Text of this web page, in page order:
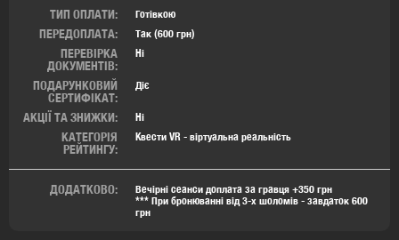
ТИП ОПЛАТИ: Готівкою
ПЕРЕДОПЛАТА: Так (600 грн)
ПЕРЕВІРКА
ДОКУМЕНТІВ:
Ні
ПОДАРУНКОВИЙ
СЕРТИФІКАТ:
Діє
АКЦІЇ ТА ЗНИЖКИ: Ні
КАТЕГОРІЯ
РЕЙТИНГУ:
Квести VR - віртуальна реальність
ДОДАТКОВО:
Вечірні сеанси доплата за гравця +350 грн
*** При бронюванні від 3-х шоломів - завдаток 600
грн